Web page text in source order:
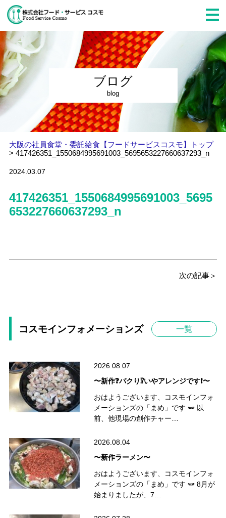
ブログ
blog
大阪の社員食堂・委託給食【フードサービスコスモ】トップ
> 417426351_1550684995691003_5695653227660637293_n
2024.03.07
417426351_1550684995691003_5695
653227660637293_n
次の記事＞
コスモインフォメーションズ 一覧
2026.08.07
〜新作❓パクり⁉️いやアレンジです❗️〜
おはようございます、コスモインフォ
メーションズの「まめ」です 🫛 以
前、他現場の創作チャー…
2026.08.04
〜新作ラーメン〜
おはようございます、コスモインフォ
メーションズの「まめ」です 🫛 8月が
始まりましたが、7…